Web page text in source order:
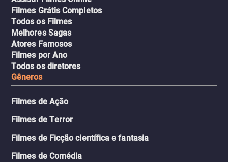
Filmes Grátis Completos
Todos os Filmes
Melhores Sagas
Atores Famosos
Filmes por Ano
Todos os diretores
Gêneros
Filmes de Ação
Filmes de Terror
Filmes de Ficção científica e fantasia
Filmes de Comédia